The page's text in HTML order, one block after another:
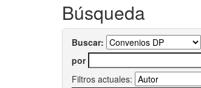
Búsqueda
Buscar:
por
Filtros actuales: